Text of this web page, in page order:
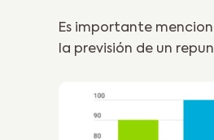
Es importante
la previsión de un